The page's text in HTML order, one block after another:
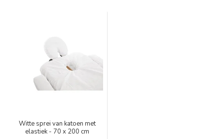
Witte sprei van katoen met
elastiek - 70 x 200 cm